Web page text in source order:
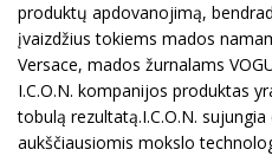
produktų apdovanojimą,
įvaizdžius tokiems mados
Versace, mados žurnalams
I.C.O.N. kompanijos produktas
tobulą rezultatą.I.C.O.N.
aukščiausiomis mokslo